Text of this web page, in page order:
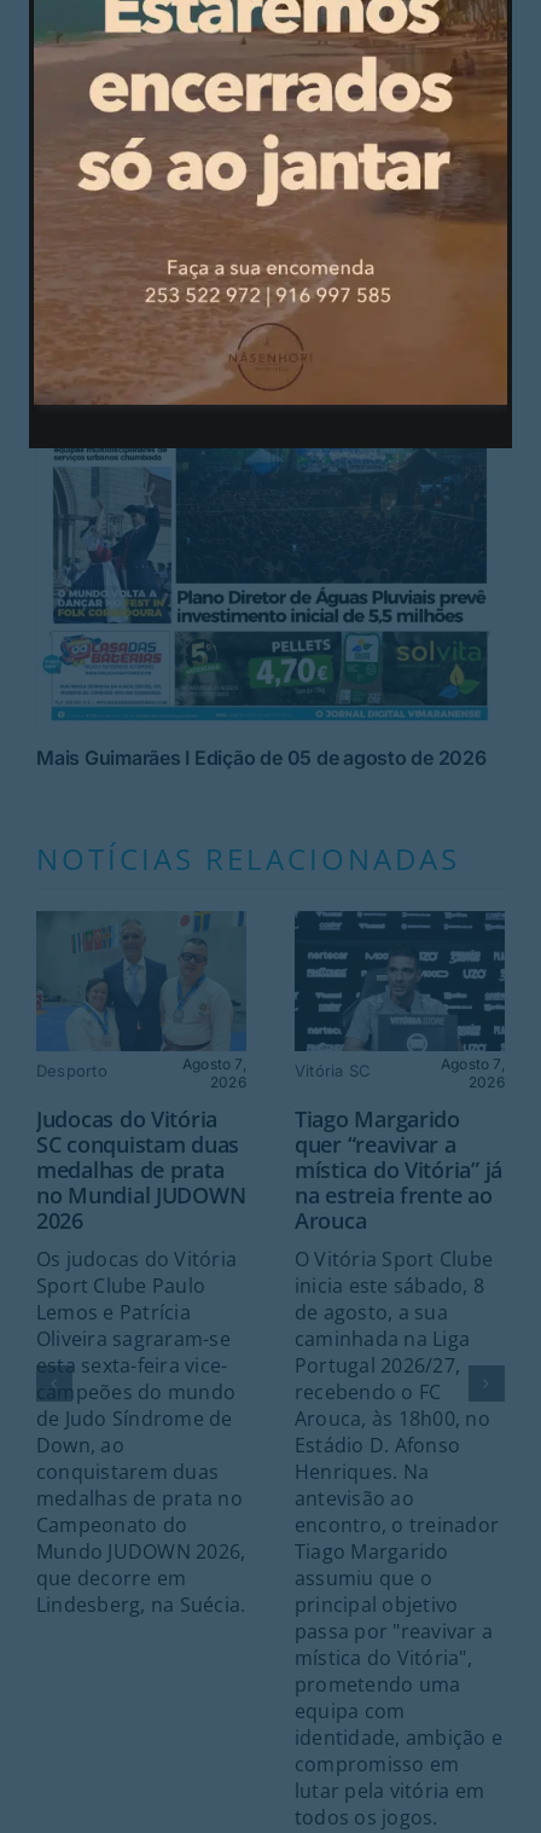
Mais Guimarães I Edição de 05 de agosto de 2026
NOTÍCIAS RELACIONADAS
Desporto
Agosto 7,
2026
Judocas do Vitória
SC conquistam duas
medalhas de prata
no Mundial JUDOWN
2026
Os judocas do Vitória
Sport Clube Paulo
Lemos e Patrícia
Oliveira sagraram-se
esta sexta-feira vice-
campeões do mundo
de Judo Síndrome de
Down, ao
conquistarem duas
medalhas de prata no
Campeonato do
Mundo JUDOWN 2026,
que decorre em
Lindesberg, na Suécia.
Vitória SC
Agosto 7,
2026
Tiago Margarido
quer “reavivar a
mística do Vitória” já
na estreia frente ao
Arouca
O Vitória Sport Clube
inicia este sábado, 8
de agosto, a sua
caminhada na Liga
Portugal 2026/27,
recebendo o FC
Arouca, às 18h00, no
Estádio D. Afonso
Henriques. Na
antevisão ao
encontro, o treinador
Tiago Margarido
assumiu que o
principal objetivo
passa por "reavivar a
mística do Vitória",
prometendo uma
equipa com
identidade, ambição e
compromisso em
lutar pela vitória em
todos os jogos.